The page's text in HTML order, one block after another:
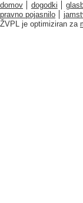
domov dogodki
pravno pojasnilo
ŽVPL je optimiziran za